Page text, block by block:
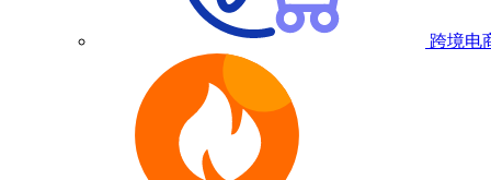
跨境电